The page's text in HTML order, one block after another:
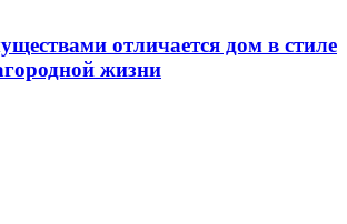
отличается дом в стиле
жизни